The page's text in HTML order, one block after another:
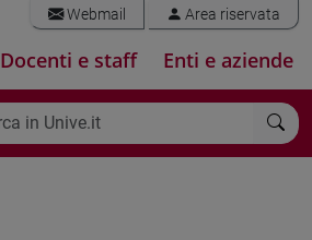
Webmail Area riservata
Docenti e staff Enti e aziende